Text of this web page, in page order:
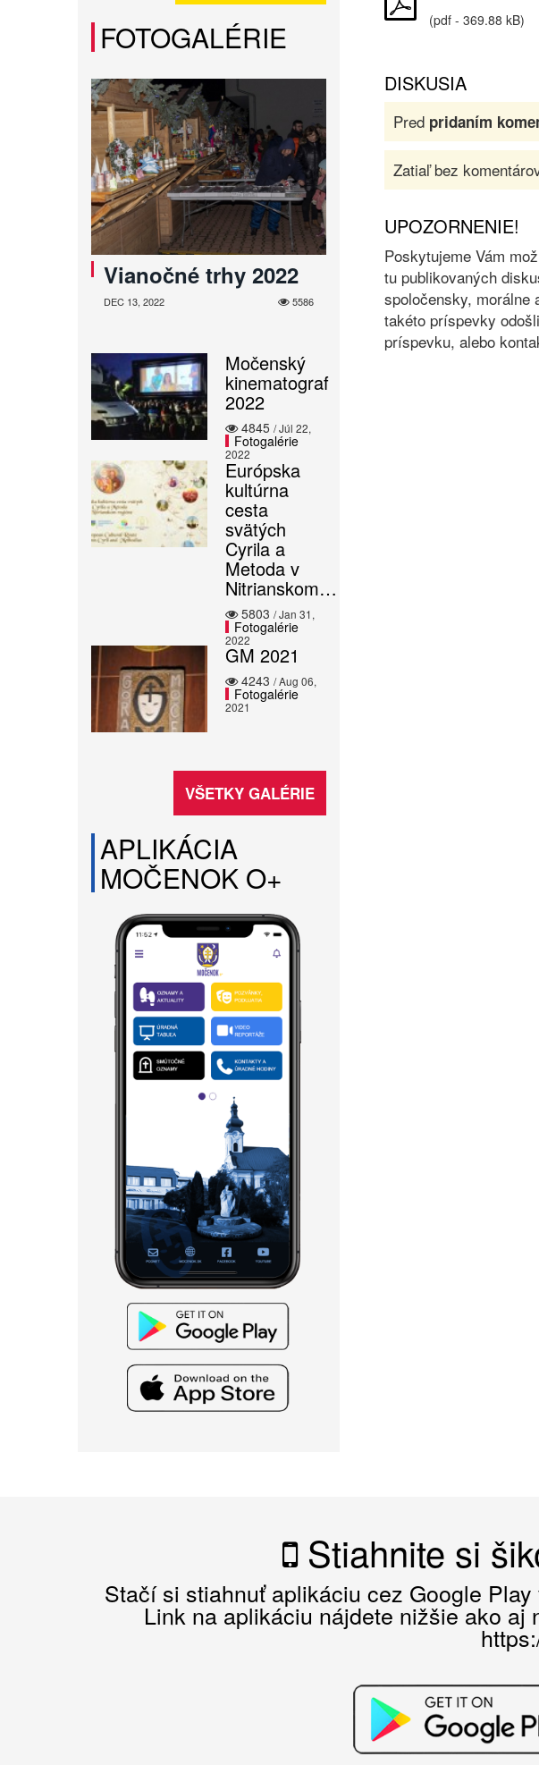
(pdf - 369.88 kB)
DISKUSIA
Pred pridaním
Zatiaľ bez
UPOZORNENIE!
Poskytujeme Vám
tu publikovaných
spoločensky, morálne
takéto príspevky
príspevku, alebo
FOTOGALÉRIE
Vianočné trhy 2022
5586
DEC 13, 2022
Močenský
kinematograf
2022
4845
Fotogalérie
/ Júl 22,
2022
Európska
kultúrna
cesta
svätých
Cyrila a
Metoda v
Nitrianskom…
5803
Fotogalérie
/ Jan 31,
2022
GM 2021
4243
Fotogalérie
/ Aug 06,
2021
VŠETKY GALÉRIE
APLIKÁCIA
MOČENOK O+
Stiahnite si
Stačí si stiahnuť aplikáciu cez Google
Link na aplikáciu nájdete nižšie ako